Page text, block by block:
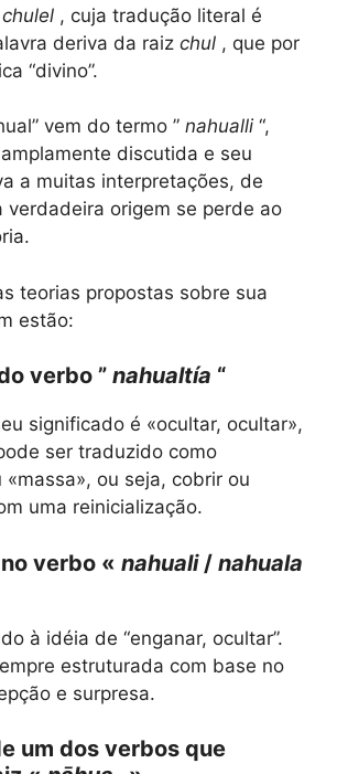
chulel , cuja tradução literal é
deriva da raiz chul , que por
“divino”.
vem do termo ” nahualli “,
discutida e seu
a muitas interpretações, de
verdadeira origem se perde ao
teorias propostas sobre sua
estão:
verbo ” nahualtía “
significado é «ocultar, ocultar»,
ser traduzido como
«massa», ou seja, cobrir ou
uma reinicialização.
verbo « nahuali/ nahuala
à idéia de “enganar, ocultar”.
estruturada com base no
e surpresa.
um dos verbos que